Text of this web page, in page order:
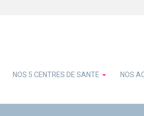
NOS 5 CENTRES DE SANTE NOS